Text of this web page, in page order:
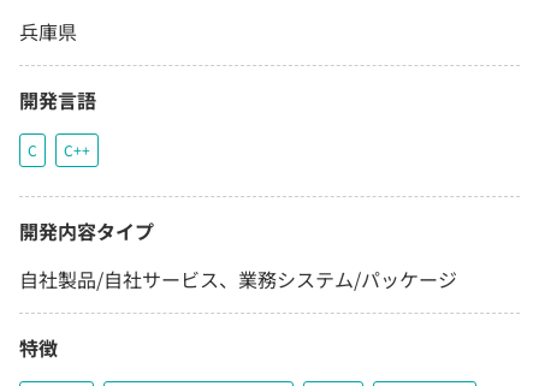
兵庫県
開発言語
C C++
開発内容タイプ
自社製品/自社サービス、業務システム/パッケージ
特徴